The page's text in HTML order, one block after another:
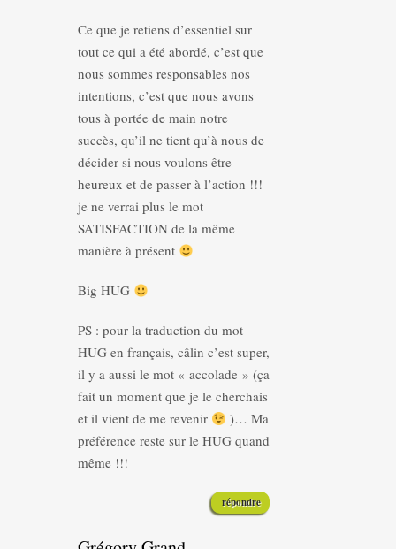
Ce que je retiens d’essentiel sur
tout ce qui a été abordé, c’est que
nous sommes responsables nos
intentions, c’est que nous avons
tous à portée de main notre
succès, qu’il ne tient qu’à nous de
décider si nous voulons être
heureux et de passer à l’action !!!
je ne verrai plus le mot
SATISFACTION de la même
manière à présent
Big HUG
PS : pour la traduction du mot
HUG en français, câlin c’est super,
il y a aussi le mot « accolade » (ça
fait un moment que je le cherchais
et il vient de me revenir
)… Ma
préférence reste sur le HUG quand
même !!!
répondre